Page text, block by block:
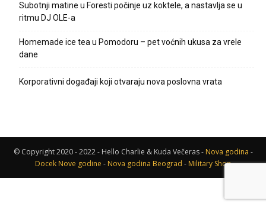
Subotnji matine u Foresti počinje uz koktele, a nastavlja se u
ritmu DJ OLE-a
Homemade ice tea u Pomodoru – pet voćnih ukusa za vrele
dane
Korporativni događaji koji otvaraju nova poslovna vrata
© Copyright 2020 - 2022 - Hello Charlie & Kuda Večeras - Nova godina -
Docek Nove godine - Nova godina Beograd - Military Shop